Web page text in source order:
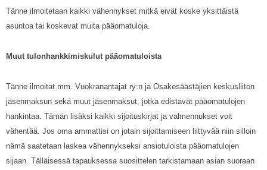
Tänne ilmoitetaan kaikki vähennykset mitkä eivät koske yksittäistä
asuntoa tai koskevat muita pääomatuloja.
Muut tulonhankkimiskulut pääomatuloista
Tänne ilmoitat mm. Vuokranantajat ry:n ja Osakesäästäjien keskusliiton
jäsenmaksun sekä muut jäsenmaksut, jotka edistävät pääomatulojen
hankintaa. Tämän lisäksi kaikki sijoituskirjat ja valmennukset voit
vähentää. Jos oma ammattisi on jotain sijoittamiseen liittyvää niin silloin
nämä saatetaan laskea vähennykseksi ansiotuloista pääomatulojen
sijaan. Tälläisessä tapauksessa suosittelen tarkistamaan asian suoraan